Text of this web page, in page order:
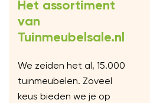
Het assortiment
van
Tuinmeubelsale.nl
We zeiden het al, 15.000
tuinmeubelen. Zoveel
keus bieden we je op